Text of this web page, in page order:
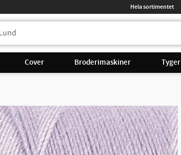
Hela sortimentet
Cover Broderimaskiner Tyger